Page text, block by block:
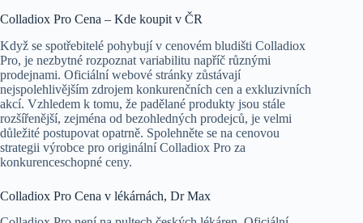
Colladiox Pro Cena – Kde koupit v ČR
Když se spotřebitelé pohybují v cenovém bludišti Colladiox
Pro, je nezbytné rozpoznat variabilitu napříč různými
prodejnami. Oficiální webové stránky zůstávají
nejspolehlivějším zdrojem konkurenčních cen a exkluzivních
akcí. Vzhledem k tomu, že padělané produkty jsou stále
rozšířenější, zejména od bezohledných prodejců, je velmi
důležité postupovat opatrně. Spolehněte se na cenovou
strategii výrobce pro originální Colladiox Pro za
konkurenceschopné ceny.
Colladiox Pro Cena v lékárnách, Dr Max